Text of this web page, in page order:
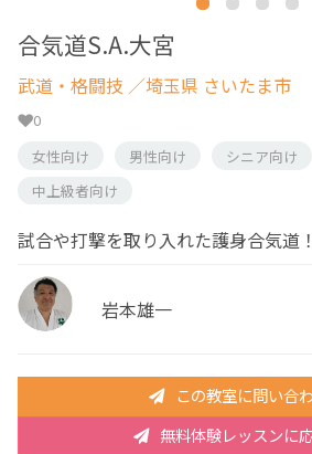
合気道S.A.大宮
武道・格闘技 ／埼玉県 さいたま市
0
女性向け
男性向け シニア向け
中上級者向け
試合や打撃を取り入れた護身合気道！
岩本雄一
この教室に問い合
無料体験レッスンに